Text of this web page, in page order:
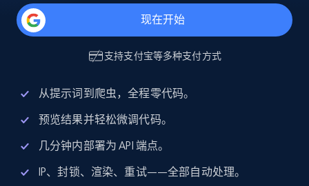
现在开始
支持支付宝等多种支付方式
从提示词到爬虫，全程零代码。
预览结果并轻松微调代码。
几分钟内部署为 API 端点。
IP、封锁、渲染、重试——全部自动处理。